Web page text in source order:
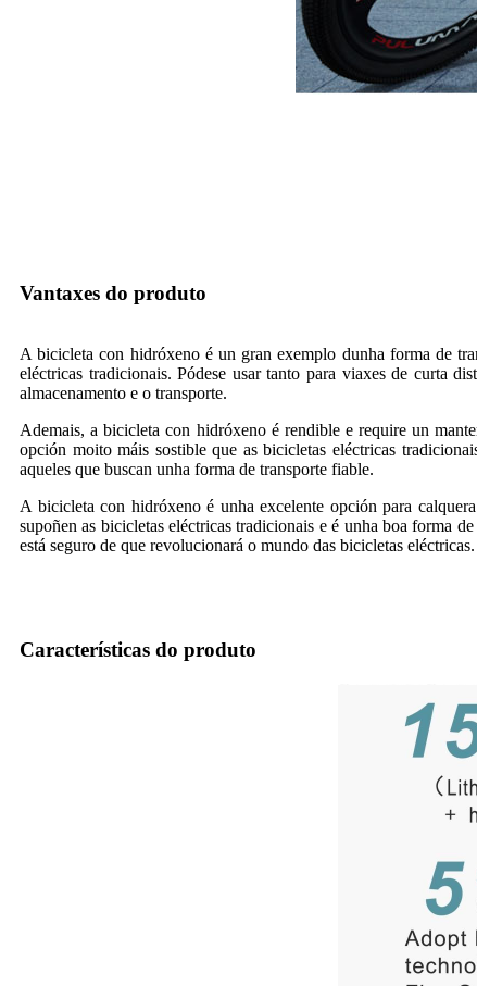
Vantaxes do produto
A bicicleta con hidróxeno é un gran exemplo dunha forma de
eléctricas tradicionais. Pódese usar tanto para viaxes de curta
almacenamento e o transporte.
Ademais, a bicicleta con hidróxeno é rendible e require un
opción moito máis sostible que as bicicletas eléctricas
aqueles que buscan unha forma de transporte fiable.
A bicicleta con hidróxeno é unha excelente opción para
supoñen as bicicletas eléctricas tradicionais e é unha boa forma
está seguro de que revolucionará o mundo das bicicletas eléctricas.
Características do produto